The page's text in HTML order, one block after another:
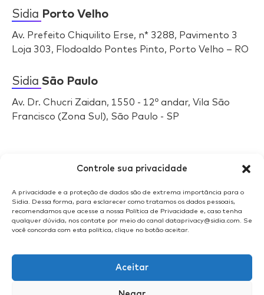
Controle sua privacidade
A privacidade e a proteção de dados são de extrema importância para o
Sidia. Dessa forma, para esclarecer como tratamos os dados pessoais,
recomendamos que acesse a nossa Política de Privacidade e, caso tenha
qualquer dúvida, nos contate por meio do canal dataprivacy@sidia.com. Se
você concorda com esta política, clique no botão aceitar.
Aceitar
Sidia Porto Velho
Av. Prefeito Chiquilito Erse, n* 3288, Pavimento 3
Loja 303, Flodoaldo Pontes Pinto, Porto Velho – RO
Sidia São Paulo
Av. Dr. Chucri Zaidan, 1550 - 12º andar, Vila São
Francisco (Zona Sul), São Paulo - SP